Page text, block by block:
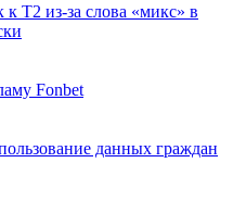
Т2 из-за слова «микс» в
Fonbet
данных граждан